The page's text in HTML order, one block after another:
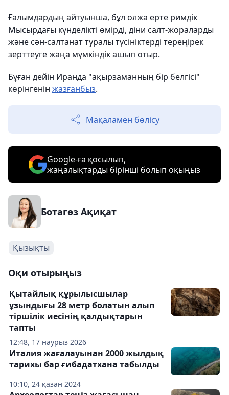
Ғалымдардың айтуынша, бұл олжа ерте римдік
Мысырдағы күнделікті өмірді, діни салт-жораларды
және сән-салтанат туралы түсініктерді тереңірек
зерттеуге жаңа мүмкіндік ашып отыр.
Бұған дейін Иранда "ақырзаманның бір белгісі"
көрінгенін жазғанбыз.
Мақаламен бөлісу
Google-ға қосылып,
жаңалықтарды бірінші болып оқыңыз
Ботагөз Ақиқат
Қызықты
Оқи отырыңыз
12:48, 17 наурыз 2026
Қытайлық құрылысшылар
ұзындығы 28 метр болатын алып
тіршілік иесінің қалдықтарын
тапты
10:10, 24 қазан 2024
Италия жағалауынан 2000 жылдық
тарихы бар ғибадатхана табылды